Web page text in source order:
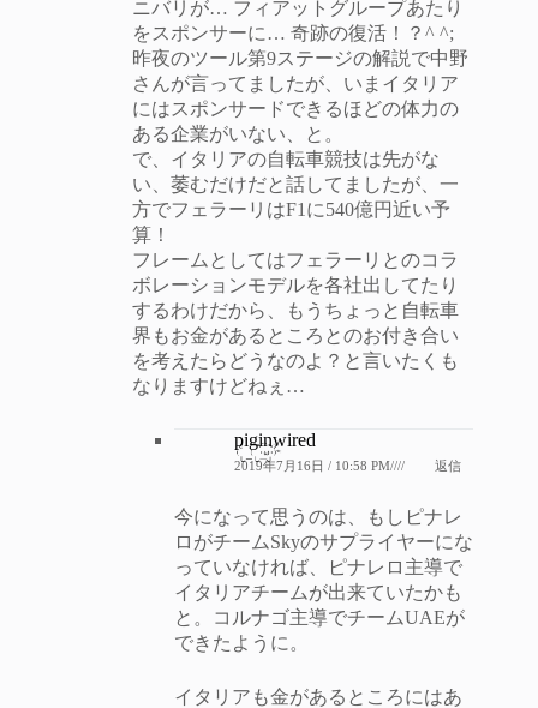
ニバリが… フィアットグループあたり
をスポンサーに… 奇跡の復活！？^ ^;
昨夜のツール第9ステージの解説で中野
さんが言ってましたが、いまイタリア
にはスポンサードできるほどの体力の
ある企業がいない、と。
で、イタリアの自転車競技は先がな
い、萎むだけだと話してましたが、一
方でフェラーリはF1に540億円近い予
算！
フレームとしてはフェラーリとのコラ
ボレーションモデルを各社出してたり
するわけだから、もうちょっと自転車
界もお金があるところとのお付き合い
を考えたらどうなのよ？と言いたくも
なりますけどねぇ…
piginwired
2019年7月16日 / 10:58 PM//// 返信
今になって思うのは、もしピナレ
ロがチームSkyのサプライヤーにな
っていなければ、ピナレロ主導で
イタリアチームが出来ていたかも
と。コルナゴ主導でチームUAEが
できたように。
イタリアも金があるところにはあ